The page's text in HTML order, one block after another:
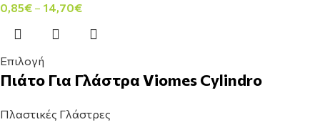
0,85€ – 14,70€
Επιλογή
Πιάτο Για Γλάστρα Viomes Cylindro
Πλαστικές Γλάστρες